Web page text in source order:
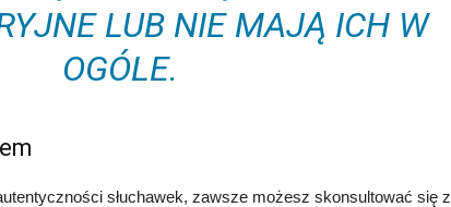
LUB NIE MAJĄ ICH W
OGÓLE.
słuchawek, zawsze możesz skonsultować się z